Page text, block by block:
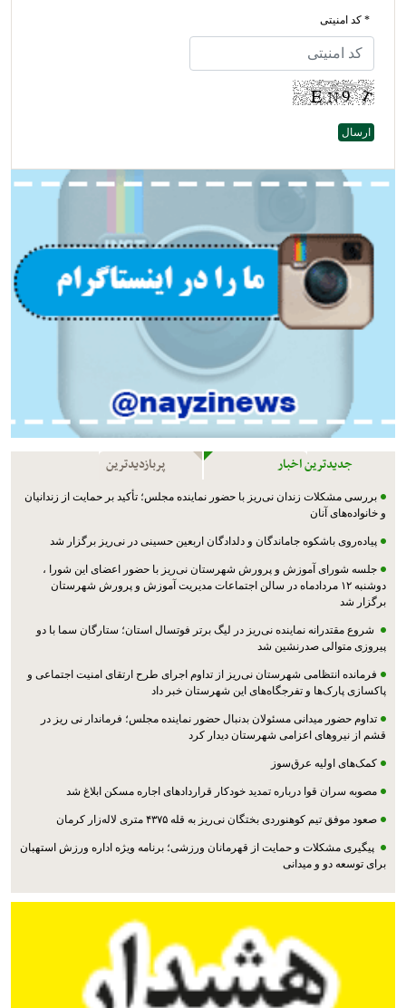
* کد امنیتی
جدیدترین اخبار پربازدیدترین
بررسی مشکلات زندان نی‌ریز با حضور نماینده مجلس؛ تأکید بر حمایت از زندانیان
و خانواده‌های آنان
پیاده‌روی باشکوه جاماندگان و دلدادگان اربعین حسینی در نی‌ریز برگزار شد
جلسه شورای آموزش و پرورش شهرستان نی‌ریز با حضور اعضای این شورا ،
دوشنبه ۱۲ مردادماه در سالن اجتماعات مدیریت آموزش و پرورش شهرستان
برگزار شد
شروع مقتدرانه نماینده نی‌ریز در لیگ برتر فوتسال استان؛ ستارگان سما با دو
پیروزی متوالی صدرنشین شد
فرمانده انتظامی شهرستان نی‌ریز از تداوم اجرای طرح ارتقای امنیت اجتماعی و
پاکسازی پارک‌ها و تفرجگاه‌های این شهرستان خبر داد
تداوم حضور میدانی مسئولان بدنبال حضور نماینده مجلس؛ فرماندار نی ریز در
قشم از نیروهای اعزامی شهرستان دیدار کرد
کمک‌های اولیه عرق‌سوز
مصوبه سران قوا درباره تمدید خودکار قراردادهای اجاره مسکن ابلاغ شد
صعود موفق تیم کوهنوردی بختگان نی‌ریز به قله ۴۳۷۵ متری لاله‌زار کرمان
پیگیری مشکلات و حمایت از قهرمانان ورزشی؛ برنامه ویژه اداره ورزش استهبان
برای توسعه دو و میدانی